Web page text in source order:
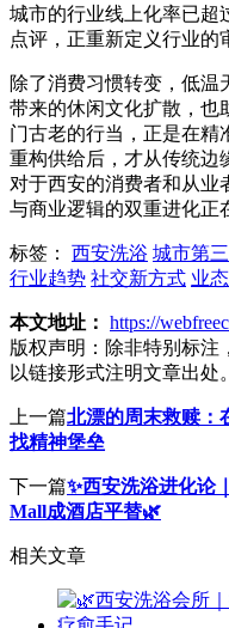
城市的行业线上化率已超
点评，正重新定义行业的
除了消费习惯转变，低温
带来的休闲文化扩散，也
门古老的行当，正是在精
重构供给后，才从传统边
对于西安的消费者和从业
与商业逻辑的双重进化正
标签： 西安洗浴 城市第
行业趋势 社交新方式 业
本文地址： https://
版权声明： 除非特别标注
以链接形式注明文章出处。
上一篇北漂的周末救赎：
找精神堡垒
下一篇✨西安洗浴进化论
Mall成酒店平替🌿
相关文章